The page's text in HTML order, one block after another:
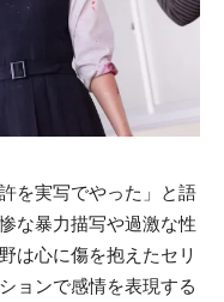
を実写でやった」と語
な暴力描写や過激な性
は心に傷を抱えたセリ
ョンで感情を表現する